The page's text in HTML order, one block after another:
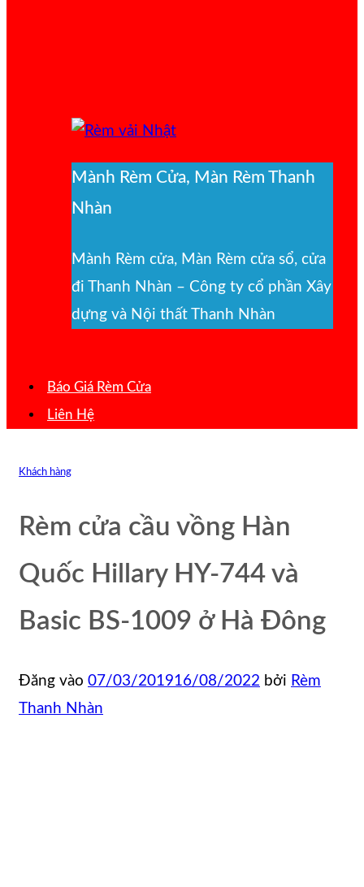
Mành Rèm Cửa, Màn Rèm Thanh
Nhàn
Mành Rèm cửa, Màn Rèm cửa sổ, cửa
đi Thanh Nhàn – Công ty cổ phần Xây
dựng và Nội thất Thanh Nhàn
Báo Giá Rèm Cửa
Liên Hệ
Khách hàng
Rèm cửa cầu vồng Hàn
Quốc Hillary HY-744 và
Basic BS-1009 ở Hà Đông
Đăng vào 07/03/201916/08/2022 bởi Rèm
Thanh Nhàn